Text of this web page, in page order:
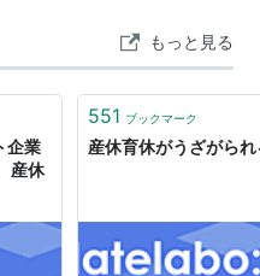
者はここの住民ではない
、この人の実績や思想信
もっと見る
企業
産休
551 ブックマーク
産休育休がうざがら